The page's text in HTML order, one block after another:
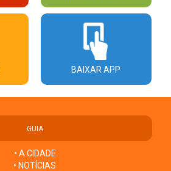
BAIXAR APP
GUIA
• A CIDADE
• NOTÍCIAS